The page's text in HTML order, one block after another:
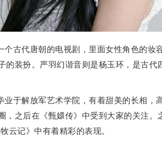
个古代唐朝的电视剧，里面女性角色的妆
的装扮。严羽幻谐音则是杨玉环，是古代
业于解放军艺术学院，有着甜美的长相，
，之后在《甄嬛传》中受到大家的关注。
云记》中有着精彩的表现。